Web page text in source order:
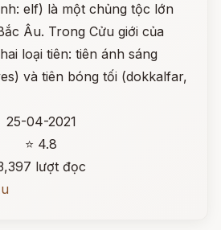
elf) là một chủng tộc lớn
Âu. Trong Cửu giới của
loại tiên: tiên ánh sáng
và tiên bóng tối (dokkalfar,
25-04-2021
⭐ 4.8
lượt đọc